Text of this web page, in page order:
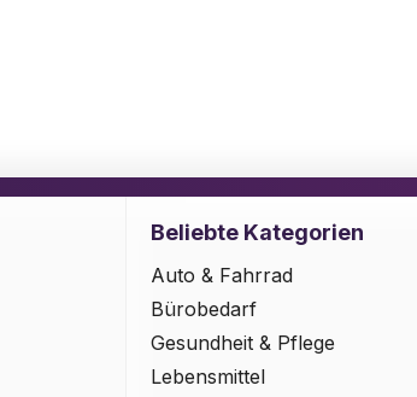
Beliebte Kategorien
Auto & Fahrrad
Bürobedarf
Gesundheit & Pflege
Lebensmittel